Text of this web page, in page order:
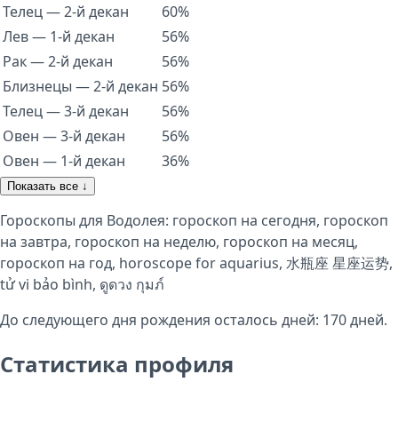
Телец — 2-й декан
60%
Лев — 1-й декан
56%
Рак — 2-й декан
56%
Близнецы — 2-й декан 56%
Телец — 3-й декан
56%
Овен — 3-й декан
56%
Овен — 1-й декан
36%
Показать все ↓
Гороскопы для Водолея: гороскоп на сегодня, гороскоп
на завтра, гороскоп на неделю, гороскоп на месяц,
гороскоп на год, horoscope for aquarius, 水瓶座 星座运势,
tử vi bảo bình, ดูดวง กุมภ์
До следующего дня рождения осталось дней: 170дней.
Статистика профиля